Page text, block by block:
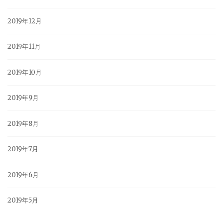
2019年12月
2019年11月
2019年10月
2019年9月
2019年8月
2019年7月
2019年6月
2019年5月